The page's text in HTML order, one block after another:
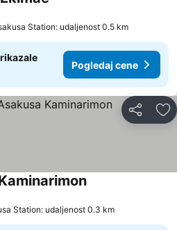
Station: udaljenost 0.5 km
Pogledaj cene
Deli
Station: udaljenost 0.3 km